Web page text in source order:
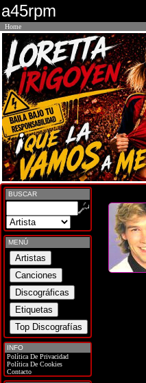
a45rpm
Home
BUSCAR
MENÚ
INFO
Política De Privacidad
Política De Cookies
Contacto